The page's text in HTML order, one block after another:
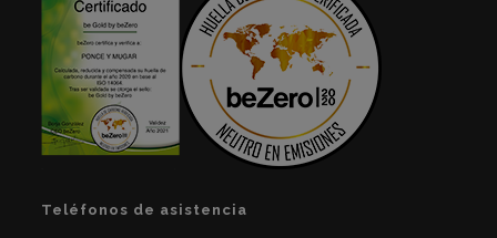
Teléfonos de asistencia